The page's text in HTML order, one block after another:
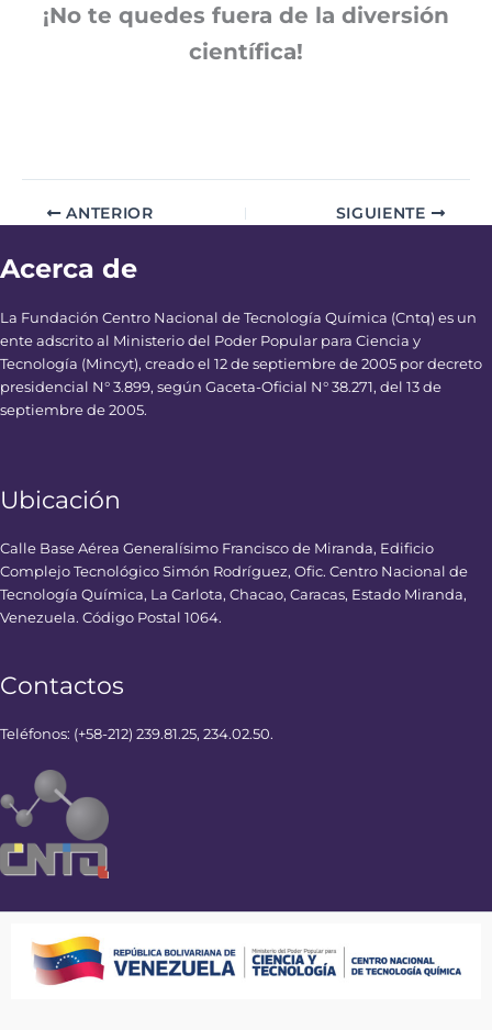
¡No te quedes fuera de la diversión
científica!
ANTERIOR SIGUIENTE
Acerca de
La Fundación Centro Nacional de Tecnología Química (Cntq) es un
ente adscrito al Ministerio del Poder Popular para Ciencia y
Tecnología (Mincyt), creado el 12 de septiembre de 2005 por decreto
presidencial N° 3.899, según Gaceta-Oficial N° 38.271, del 13 de
septiembre de 2005.
Ubicación
Calle Base Aérea Generalísimo Francisco de Miranda, Edificio
Complejo Tecnológico Simón Rodríguez, Ofic. Centro Nacional de
Tecnología Química, La Carlota, Chacao, Caracas, Estado Miranda,
Venezuela. Código Postal 1064.
Contactos
Teléfonos: (+58-212) 239.81.25, 234.02.50.